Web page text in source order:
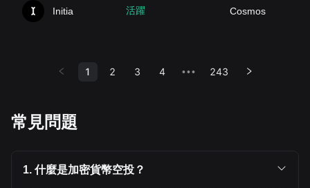
Initia 活躍 Cosmos
1 2 3 4 ••• 243
常見問題
1. 什麼是加密貨幣空投？